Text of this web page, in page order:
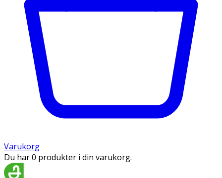
Varukorg
Du har 0 produkter i din varukorg.